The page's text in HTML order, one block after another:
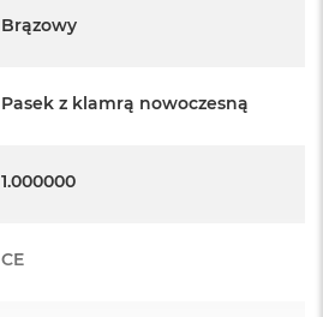
Brązowy
Pasek z klamrą nowoczesną
1.000000
CE